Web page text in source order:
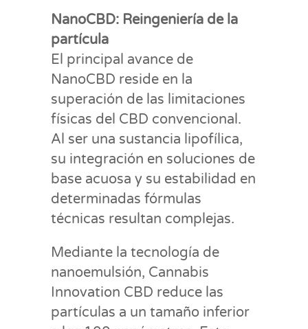
NanoCBD: Reingeniería de la
partícula
El principal avance de
NanoCBD reside en la
superación de las limitaciones
físicas del CBD convencional.
Al ser una sustancia lipofílica,
su integración en soluciones de
base acuosa y su estabilidad en
determinadas fórmulas
técnicas resultan complejas.
Mediante la tecnología de
nanoemulsión, Cannabis
Innovation CBD reduce las
partículas a un tamaño inferior